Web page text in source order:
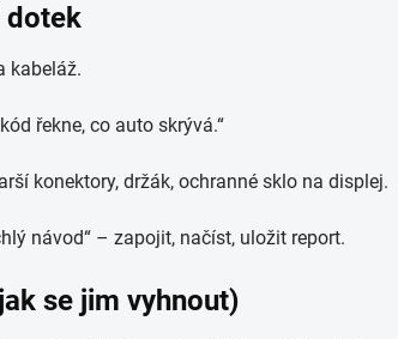
dotek
kabeláž.
řekne, co auto skrývá.“
konektory, držák, ochranné sklo na displej.
návod“ – zapojit, načíst, uložit report.
se jim vyhnout)